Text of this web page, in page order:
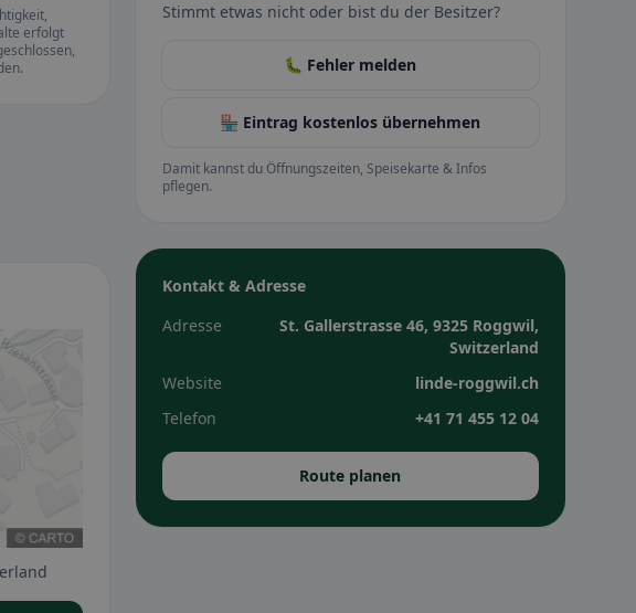
erfolgt
Stimmt etwas nicht oder bist du der Besitzer?
🐛 Fehler melden
🏪 Eintrag kostenlos übernehmen
Damit kannst du Öffnungszeiten, Speisekarte & Infos
pflegen.
Kontakt & Adresse
Adresse
St. Gallerstrasse 46, 9325 Roggwil,
Switzerland
Website
linde-roggwil.ch
Telefon
+41 71 455 12 04
Route planen